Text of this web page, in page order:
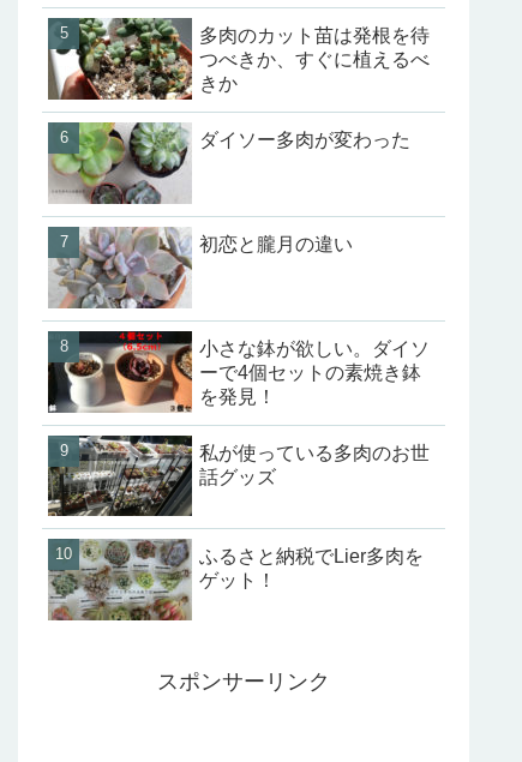
多肉のカット苗は発根を待
つべきか、すぐに植えるべ
きか
ダイソー多肉が変わった
初恋と朧月の違い
小さな鉢が欲しい。ダイソ
ーで4個セットの素焼き鉢
を発見！
私が使っている多肉のお世
話グッズ
ふるさと納税でLier多肉を
ゲット！
スポンサーリンク